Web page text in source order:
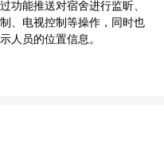
功能推送对宿舍进行监昕、
、电视控制等操作，同时也
人员的位置信息。